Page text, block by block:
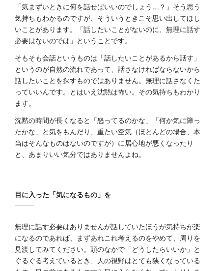
「気まずいときに何を話せばいいのでしょう…？」そう思う
気持ちもわかるのですが、そういうときこそ思い出してほし
いことがあります。「話したいことがないのに、無理に話す
必要はないのでは」ということです。
そもそも会話というものは「話したいことがあるから話す」
というのが自然の流れであって、話さなければならないから
話したいことを探すものではありません。無理に話さなくた
っていいんです。とはいえ沈黙は怖い。その気持ちもわかり
ます。
沈黙の時間が長くなると「怒ってるのかな」「何か気に障っ
たかな」と気をもんだり、重たい空気（ほとんどの場合、本
当はそんなものはないのですが）に居心地が悪くなったり
と、あまりいい気分ではありませんよね。
目に入った「気になるもの」を
無理に話す必要はありませんが話していたほうが気持ちが楽
になるのであれば、まずあれこれ考えるのをやめて、周りを
見渡してみてください。頭のなかで「どうしたらいいか」と
ぐるぐる考えているとき、人の視野はとても狭くなっている